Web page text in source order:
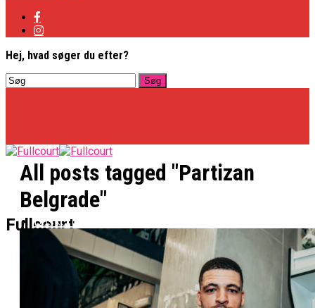
Hej, hvad søger du efter?
Fullcourt
Basketligaen
Officielt: Vejen Gafler Dansker Hos Rabbits
All posts tagged "Partizan
Belgrade"